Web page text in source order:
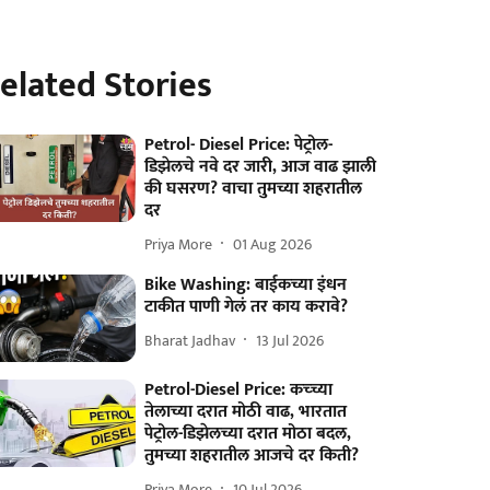
Stories
Petrol- Diesel Price: पेट्रोल-
डिझेलचे नवे दर जारी, आज वाढ झाली
की घसरण? वाचा तुमच्या शहरातील
दर
Priya More 01 Aug 2026
Bike Washing: बाईकच्या इंधन
टाकीत पाणी गेलं तर काय करावे?
Bharat Jadhav 13 Jul 2026
Petrol-Diesel Price: कच्च्या
तेलाच्या दरात मोठी वाढ, भारतात
पेट्रोल-डिझेलच्या दरात मोठा बदल,
तुमच्या शहरातील आजचे दर किती?